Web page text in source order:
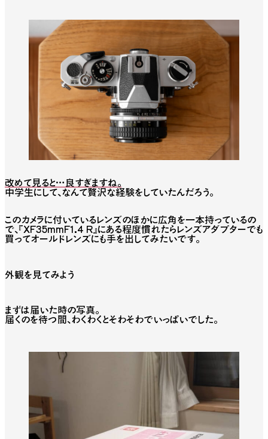
改めて見ると…良すぎますね。
中学生にして、なんて贅沢な経験をしていたんだろう。
このカメラに付いているレンズのほかに広角を一本持っているの
で、『XF35mmF1.4 R』にある程度慣れたらレンズアダプターでも
買ってオールドレンズにも手を出してみたいです。
外観を見てみよう
まずは届いた時の写真。
届くのを待つ間、わくわくとそわそわでいっぱいでした。